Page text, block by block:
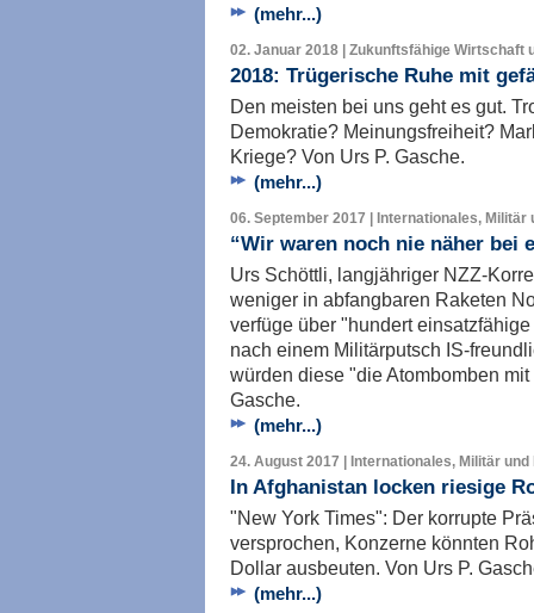
(mehr...)
02. Januar 2018 | Zukunftsfähige Wirtschaft
2018: Trügerische Ruhe mit
Den meisten bei uns geht es gut.
Demokratie? Meinungsfreiheit?
Kriege? Von Urs P. Gasche.
(mehr...)
06. September 2017 | Internationales, Militär
“Wir waren noch nie näher bei
Urs Schöttli, langjähriger NZZ-
weniger in abfangbaren Raketen
verfüge über "hundert
nach einem Militärputsch IS-
würden diese "die Atombomben
Gasche.
(mehr...)
24. August 2017 | Internationales, Militär und
In Afghanistan locken riesige
"New York Times": Der korrupte
versprochen, Konzerne könnten
Dollar ausbeuten. Von Urs P.
(mehr...)